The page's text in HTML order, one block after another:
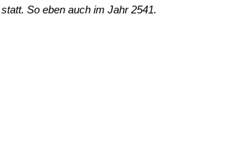
So eben auch im Jahr 2541.